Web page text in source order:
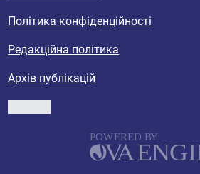
Політика конфіденційності
Редакційна політика
Архів публікацій